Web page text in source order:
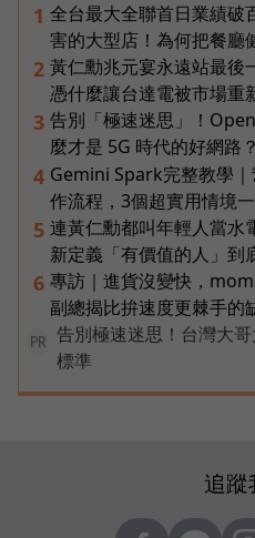
1 全台最大全聯首日業績破
害的大型店！為何把餐廳
2 黃仁勳兆元宴永遠站最後
憑什麼讓台達電被市場重
3 告別「極速迷思」！
麼才是 5G 時代的好網路？
4 Gemini Spark完整教學
作流程，3個超實用情境
5 連黃仁勳都叫年輕人當水
新定義「有價值的人」到
6 專訪｜進貨沒變快，
副總揭比拚速度更棘手的
PR
告別極速迷思！台灣大
標準
追蹤